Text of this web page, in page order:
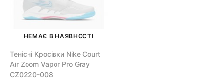
НЕМАЄ В НАЯВНОСТІ
Тенісні Кросівки Nike Court
Air Zoom Vapor Pro Gray
CZ0220-008